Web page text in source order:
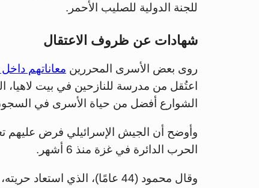
للجنة الدولية للصليب الأحمر.
شهادات عن ظروف الاعتقال
روى بعض الأسرى المحررين معاناتهم
اعتُقل من مدرسة للنازحين في بيت لاهيا،
الشوارع أفضل من حياة الأسرى في
وأوضح أن الجيش الإسرائيلي فرض عليهم
الحرب الدائرة في غزة منذ 6 أشهر.
وقال محمود (44 عامًا)، الذي